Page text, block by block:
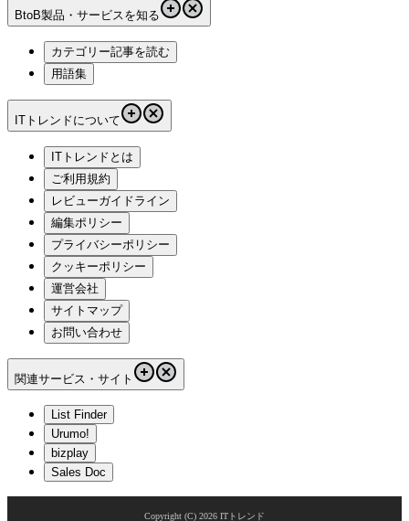
BtoB製品・サービスを知る
カテゴリー記事を読む
用語集
ITトレンドについて
ITトレンドとは
ご利用規約
レビューガイドライン
編集ポリシー
プライバシーポリシー
クッキーポリシー
運営会社
サイトマップ
お問い合わせ
関連サービス・サイト
List Finder
Urumo!
bizplay
Sales Doc
Copyright (C) 2026 ITトレンド